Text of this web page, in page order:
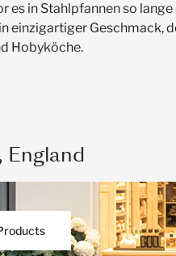
in Stahlpfannen so
Geschmack,
Hobyköche.
England